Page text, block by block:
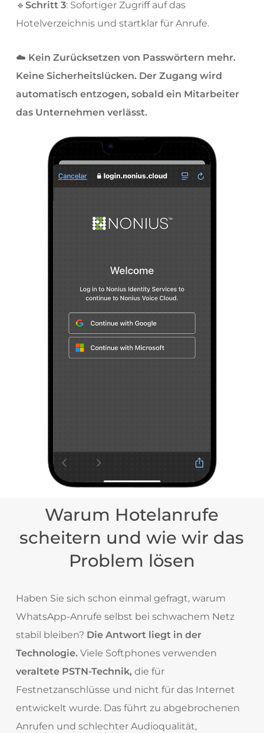
🔹 Schritt 3: Sofortiger Zugriff auf das
Hotelverzeichnis und startklar für Anrufe.
☁️ Kein Zurücksetzen von Passwörtern mehr.
Keine Sicherheitslücken. Der Zugang wird
automatisch entzogen, sobald ein Mitarbeiter
das Unternehmen verlässt.
Warum Hotelanrufe
scheitern und wie wir das
Problem lösen
Haben Sie sich schon einmal gefragt, warum
WhatsApp-Anrufe selbst bei schwachem Netz
stabil bleiben? Die Antwort liegt in der
Technologie.Viele Softphones verwenden
veraltete PSTN-Technik,die für
Festnetzanschlüsse und nicht für das Internet
entwickelt wurde. Das führt zu abgebrochenen
Anrufen und schlechter Audioqualität,